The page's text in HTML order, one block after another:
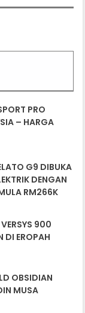
PRO
– HARGA
G9 DIBUKA
DENGAN
RM266K
900
DI EROPAH
OBSIDIAN
MUSA